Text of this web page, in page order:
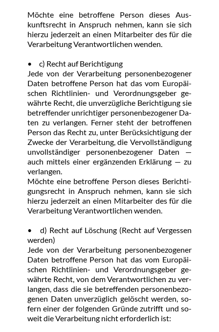
Möch­te ei­ne be­trof­fe­ne Per­son die­ses Aus­
kunfts­recht in An­spruch neh­men, kann sie sich
hier­zu je­der­zeit an ei­nen Mit­ar­bei­ter des für die
Ver­ar­bei­tung Ver­ant­wort­li­chen wen­den.
•	c) Recht auf Be­rich­ti­gung
Je­de von der Ver­ar­bei­tung per­so­nen­be­zo­ge­ner
Da­ten be­trof­fe­ne Per­son hat das vom Eu­ro­päi­
schen Richt­li­ni­en- und Ver­ord­nungs­ge­ber ge­
währ­te Recht, die un­ver­züg­li­che Be­rich­ti­gung sie
be­tref­fen­der un­rich­ti­ger per­so­nen­be­zo­ge­ner Da­
ten zu ver­lan­gen. Fer­ner steht der be­trof­fe­nen
Per­son das Recht zu, un­ter Be­rück­sich­ti­gung der
Zwe­cke der Ver­ar­bei­tung, die Ver­voll­stän­di­gung
un­voll­stän­di­ger per­so­nen­be­zo­ge­ner Da­ten —
auch mit­tels ei­ner er­gän­zen­den Er­klä­rung — zu
ver­lan­gen.
Möch­te ei­ne be­trof­fe­ne Per­son die­ses Be­rich­ti­
gungs­recht in An­spruch neh­men, kann sie sich
hier­zu je­der­zeit an ei­nen Mit­ar­bei­ter des für die
Ver­ar­bei­tung Ver­ant­wort­li­chen wen­den.
•	d) Recht auf Lö­schung (Recht auf Ver­ges­sen
wer­den)
Je­de von der Ver­ar­bei­tung per­so­nen­be­zo­ge­ner
Da­ten be­trof­fe­ne Per­son hat das vom Eu­ro­päi­
schen Richt­li­ni­en- und Ver­ord­nungs­ge­ber ge­
währ­te Recht, von dem Ver­ant­wort­li­chen zu ver­
lan­gen, dass die sie be­tref­fen­den per­so­nen­be­zo­
ge­nen Da­ten un­ver­züg­lich ge­löscht wer­den, so­
fern ei­ner der fol­gen­den Grün­de zu­trifft und so­
weit die Ver­ar­bei­tung nicht er­for­der­lich ist: